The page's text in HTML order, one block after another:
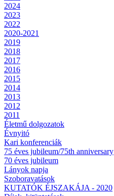
2024
2023
2022
2020-2021
2019
2018
2017
2016
2015
2014
2013
2012
2011
Életmű dolgozatok
Évnyitó
Kari konferenciák
75 éves jubileum/75th anniversary
70 éves jubileum
Lányok napja
Szoboravatások
KUTATÓK ÉJSZAKÁJA - 2020